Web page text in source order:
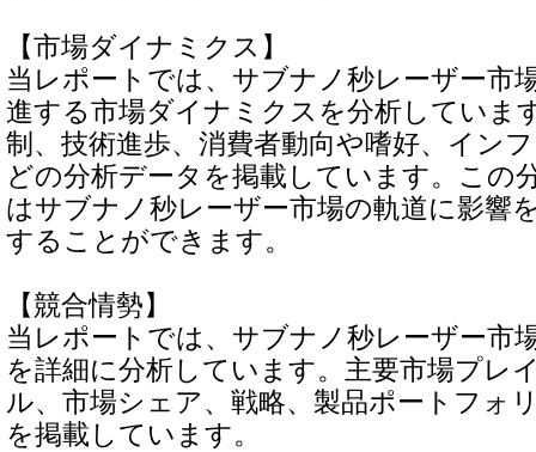
【市場ダイナミクス】
当レポートでは、サブナノ秒レーザー市
進する市場ダイナミクスを分析していま
制、技術進歩、消費者動向や嗜好、イン
どの分析データを掲載しています。この
はサブナノ秒レーザー市場の軌道に影響
することができます。
【競合情勢】
当レポートでは、サブナノ秒レーザー市
を詳細に分析しています。主要市場プレ
ル、市場シェア、戦略、製品ポートフォ
を掲載しています。